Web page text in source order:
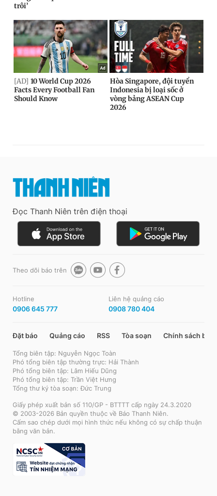
Đọc Thanh Niên trên điện thoại
Theo dõi báo trên
Hotline
0906 645 777
Liên hệ quảng cáo
0908 780 404
Đặt báo Quảng cáo RSS Tòa soạn Chính sách bảo
Tổng biên tập: Nguyễn Ngọc Toàn
Phó tổng biên tập thường trực: Hải Thành
Phó tổng biên tập: Lâm Hiếu Dũng
Phó tổng biên tập: Trần Việt Hưng
Tổng thư ký tòa soạn: Đức Trung
Giấy phép xuất bản số 110/GP - BTTTT cấp ngày 24.3.2020
© 2003-2026 Bản quyền thuộc về Báo Thanh Niên.
Cấm sao chép dưới mọi hình thức nếu không có sự chấp thuận
bằng văn bản.